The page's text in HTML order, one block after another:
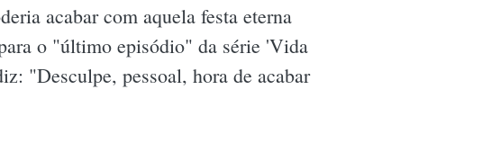
acabar com aquela festa eterna
o "último episódio" da série 'Vida
"Desculpe, pessoal, hora de acabar